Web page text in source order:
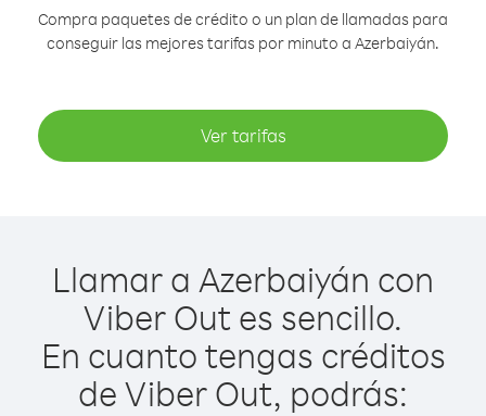
Compra paquetes de crédito o un plan de llamadas para
conseguir las mejores tarifas por minuto a Azerbaiyán.
Ver tarifas
Llamar a Azerbaiyán con
Viber Out es sencillo.
En cuanto tengas créditos
de Viber Out, podrás: